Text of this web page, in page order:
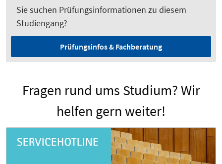
Sie suchen Prüfungsinformationen zu diesem
Studiengang?
Prüfungsinfos & Fachberatung
Fragen rund ums Studium? Wir
helfen gern weiter!